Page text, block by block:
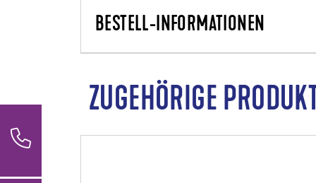
BESTELL-INFORMATIONEN
ZUGEHÖRIGE